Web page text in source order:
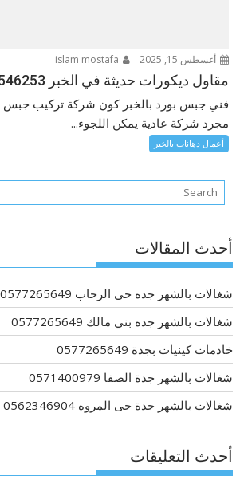
أغسطس 15, 2025
مقاول ديكورات حديثة في الخبر 0564546253
فني جبس بورد بالخبر كون شركة تركيب جبس
مجرد شركة عادية يمكن اللجوء...
أعمال دهانات بالخبر
أحدث المقالات
شغالات بالشهر جده حى الرحاب 0577265649
شغالات بالشهر جده بني مالك 0577265649
خادمات كينيات بجدة 0577265649
شغالات بالشهر جدة الصفا 0571400979
شغالات بالشهر جدة حى المروه 0562346904
أحدث التعليقات